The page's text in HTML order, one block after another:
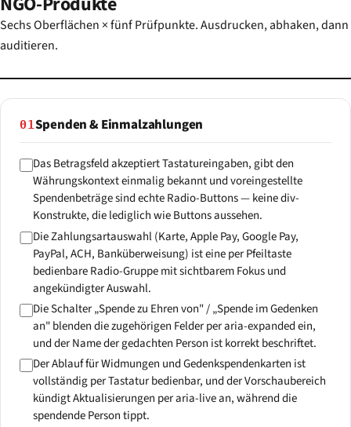
Sechs Oberflächen × fünf Prüfpunkte. Ausdrucken, abhaken, dann
auditieren.
01Spenden & Einmalzahlungen
Das Betragsfeld akzeptiert Tastatureingaben, gibt den
Währungskontext einmalig bekannt und voreingestellte
Spendenbeträge sind echte Radio-Buttons — keine div-
Konstrukte, die lediglich wie Buttons aussehen.
Die Zahlungsartauswahl (Karte, Apple Pay, Google Pay,
PayPal, ACH, Banküberweisung) ist eine per Pfeiltaste
bedienbare Radio-Gruppe mit sichtbarem Fokus und
angekündigter Auswahl.
Die Schalter „Spende zu Ehren von" / „Spende im Gedenken
an" blenden die zugehörigen Felder per aria-expanded ein,
und der Name der gedachten Person ist korrekt beschriftet.
Der Ablauf für Widmungen und Gedenkspendenkarten ist
vollständig per Tastatur bedienbar, und der Vorschaubereich
kündigt Aktualisierungen per aria-live an, während die
spendende Person tippt.